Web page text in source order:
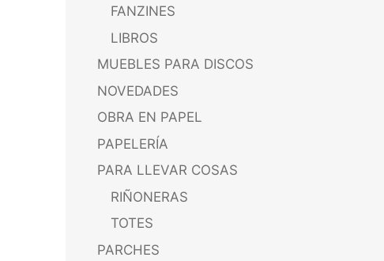
FANZINES
LIBROS
MUEBLES PARA DISCOS
NOVEDADES
OBRA EN PAPEL
PAPELERÍA
PARA LLEVAR COSAS
RIÑONERAS
TOTES
PARCHES